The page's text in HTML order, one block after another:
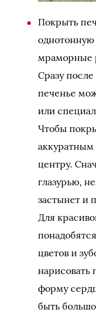
Покрыть
однотонную
мраморные
Сразу
печенье
или
Чтобы
аккуратным
центру.
глазурью,
застынет и
Для
цветов и
нарисовать
форму
быть